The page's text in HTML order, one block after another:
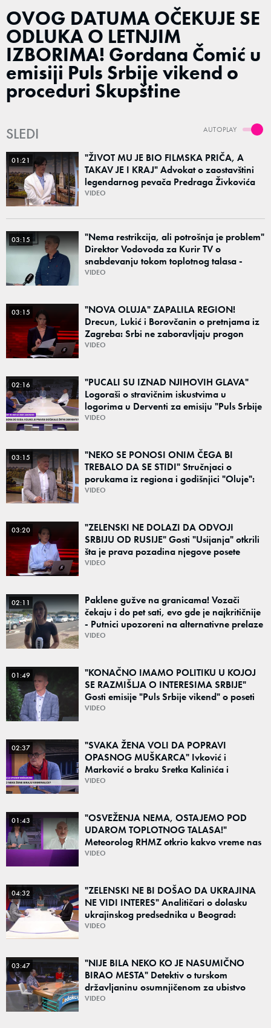
OVOG DATUMA OČEKUJE SE
ODLUKA O LETNJIM
IZBORIMA! Gordana Čomić u
emisiji Puls Srbije vikend o
proceduri Skupštine
AUTOPLAY
SLEDI
01:21
"ŽIVOT MU JE BIO FILMSKA PRIČA, A
TAKAV JE I KRAJ" Advokat o zaostavštini
legendarnog pevača Predraga Živkovića
Tozovca: "Isključenje iz testamenta je
VIDEO
03:15
"Nema restrikcija, ali potrošnja je problem"
Direktor Vodovoda za Kurir TV o
snabdevanju tokom toplotnog talasa -
Poznato kakva je situacija sa vodom
VIDEO
03:15
"NOVA OLUJA" ZAPALILA REGION!
Drecun, Lukić i Borovčanin o pretnjama iz
Zagreba: Srbi ne zaboravljaju progon
VIDEO
02:16
"PUCALI SU IZNAD NJIHOVIH GLAVA"
Logoraši o stravičnim iskustvima u
logorima u Derventi za emisiju "Puls Srbije
vikend": "Tada je počela velika tortura..."
VIDEO
03:15
"NEKO SE PONOSI ONIM ČEGA BI
TREBALO DA SE STIDI" Stručnjaci o
porukama iz regiona i godišnjici "Oluje":
"Ponos na stradanje je anticivilizacijska
VIDEO
03:20
"ZELENSKI NE DOLAZI DA ODVOJI
SRBIJU OD RUSIJE" Gosti "Usijanja" otkrili
šta je prava pozadina njegove posete
Beogradu
VIDEO
02:11
Paklene gužve na granicama! Vozači
čekaju i do pet sati, evo gde je najkritičnije
- Putnici upozoreni na alternativne prelaze
VIDEO
01:49
"KONAČNO IMAMO POLITIKU U KOJOJ
SE RAZMIŠLJA O INTERESIMA SRBIJE"
Gosti emisije "Puls Srbije vikend" o poseti
Zelenskog Beogradu: "Otvaraju se nova
VIDEO
02:37
"SVAKA ŽENA VOLI DA POPRAVI
OPASNOG MUŠKARCA" Ivković i
Marković o braku Sretka Kalinića i
fenomenu žena koje biraju kriminalce:
VIDEO
01:43
"OSVEŽENJA NEMA, OSTAJEMO POD
UDAROM TOPLOTNOG TALASA!"
Meteorolog RHMZ otkrio kakvo vreme nas
čeka do kraja avgusta
VIDEO
04:32
"ZELENSKI NE BI DOŠAO DA UKRAJINA
NE VIDI INTERES" Analitičari o dolasku
ukrajinskog predsednika u Beograd:
"Srbija može da razgovara sa svima"
VIDEO
03:47
"NIJE BILA NEKO KO JE NASUMIČNO
BIRAO MESTA" Detektiv o turskom
državljaninu osumnjičenom za ubistvo
Ruskinje (28): "Mogao je da se predstavi
VIDEO